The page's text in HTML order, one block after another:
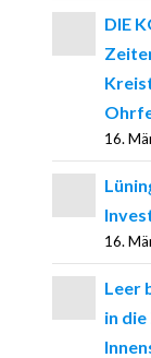
DIE
16.
16.
Leer
in